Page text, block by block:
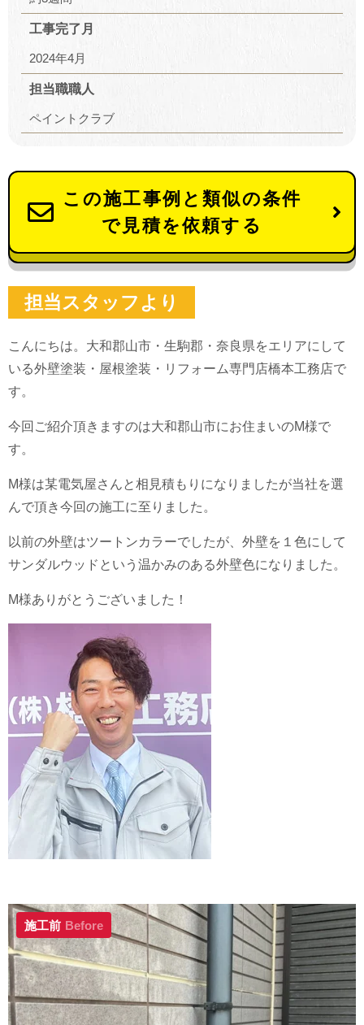
工事完了月
2024年4月
担当職職人
ペイントクラブ
この施工事例と類似の条件
で見積を依頼する
担当スタッフより
こんにちは。大和郡山市・生駒郡・奈良県をエリアにして
いる外壁塗装・屋根塗装・リフォーム専門店橋本工務店で
す。
今回ご紹介頂きますのは大和郡山市にお住まいのM様で
す。
M様は某電気屋さんと相見積もりになりましたが当社を選
んで頂き今回の施工に至りました。
以前の外壁はツートンカラーでしたが、外壁を１色にして
サンダルウッドという温かみのある外壁色になりました。
M様ありがとうございました！
施工前 Before